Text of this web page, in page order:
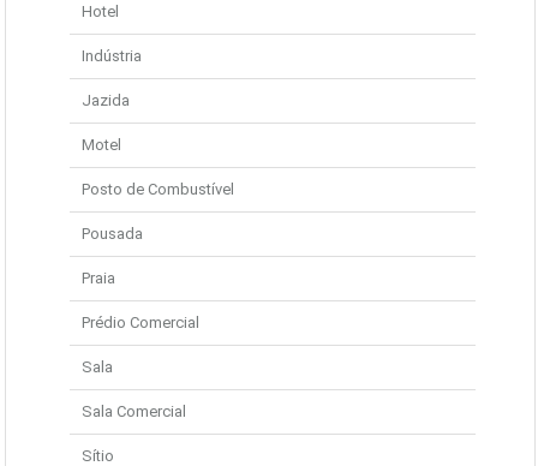
Hotel
Indústria
Jazida
Motel
Posto de Combustível
Pousada
Praia
Prédio Comercial
Sala
Sala Comercial
Sítio